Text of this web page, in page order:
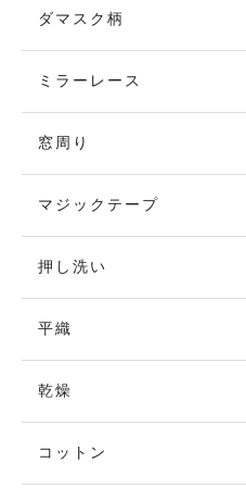
ダマスク柄
ミラーレース
窓周り
マジックテープ
押し洗い
平織
乾燥
コットン